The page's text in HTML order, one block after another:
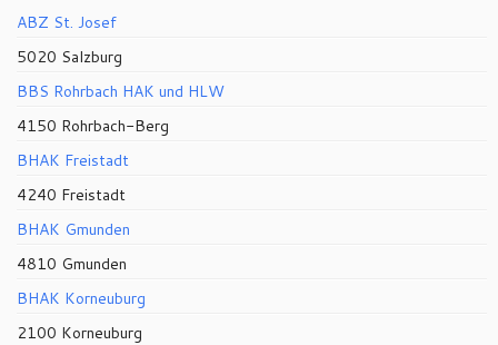
ABZ St. Josef
5020 Salzburg
BBS Rohrbach HAK und HLW
4150 Rohrbach-Berg
BHAK Freistadt
4240 Freistadt
BHAK Gmunden
4810 Gmunden
BHAK Korneuburg
2100 Korneuburg